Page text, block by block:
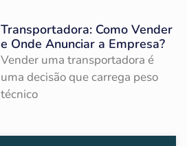
Transportadora: Como Vender
e Onde Anunciar a Empresa?
Vender uma transportadora é
uma decisão que carrega peso
técnico